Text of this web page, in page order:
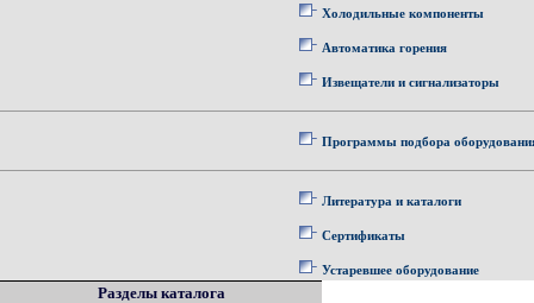
Холодильные компоненты
Автоматика горения
Извещатели и сигнализаторы
Программы подбора
Литература и каталоги
Сертификаты
Устаревшее оборудование
Разделы каталога